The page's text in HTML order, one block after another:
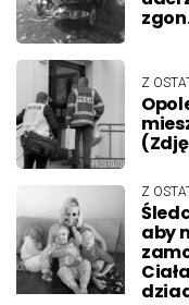
Z
Z
aby